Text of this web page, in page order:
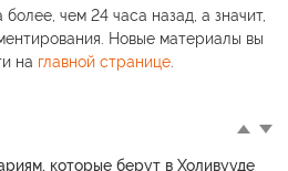
чем 24 часа назад, а значит,
Новые материалы вы
на главной странице.
которые берут в Холивууде